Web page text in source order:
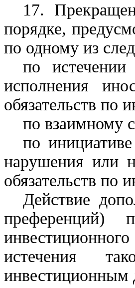
17.
порядке,
по одному из
по истечении
исполнения
обязательств по
по взаимному
по
нарушения или
обязательств по
Действие
преференций)
истечения
инвестиционным